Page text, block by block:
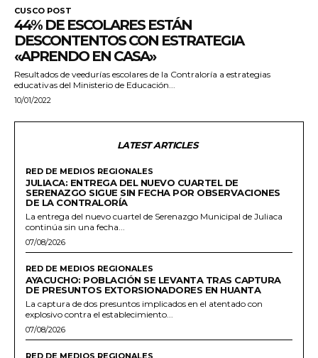
CUSCO POST
44% DE ESCOLARES ESTÁN
DESCONTENTOS CON ESTRATEGIA
«APRENDO EN CASA»
Resultados de veedurías escolares de la Contraloría a estrategias
educativas del Ministerio de Educación...
10/01/2022
LATEST ARTICLES
RED DE MEDIOS REGIONALES
JULIACA: ENTREGA DEL NUEVO CUARTEL DE
SERENAZGO SIGUE SIN FECHA POR OBSERVACIONES
DE LA CONTRALORÍA
La entrega del nuevo cuartel de Serenazgo Municipal de Juliaca
continúa sin una fecha...
07/08/2026
RED DE MEDIOS REGIONALES
AYACUCHO: POBLACIÓN SE LEVANTA TRAS CAPTURA
DE PRESUNTOS EXTORSIONADORES EN HUANTA
La captura de dos presuntos implicados en el atentado con
explosivo contra el establecimiento...
07/08/2026